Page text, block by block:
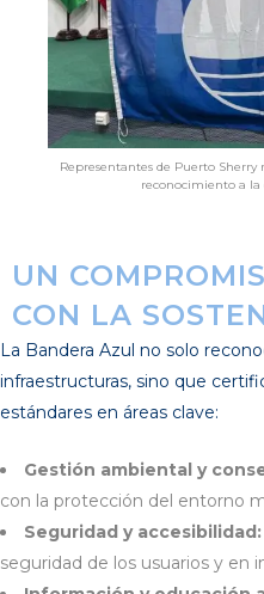
Representantes de Puerto Sherry
reconocimiento a la
UN
CON LA
La Bandera Azul no solo
infraestructuras, sino que
estándares en áreas clave:
Gestión ambiental y
con la protección del entorno
Seguridad y accesibilidad:
seguridad de los usuarios y en